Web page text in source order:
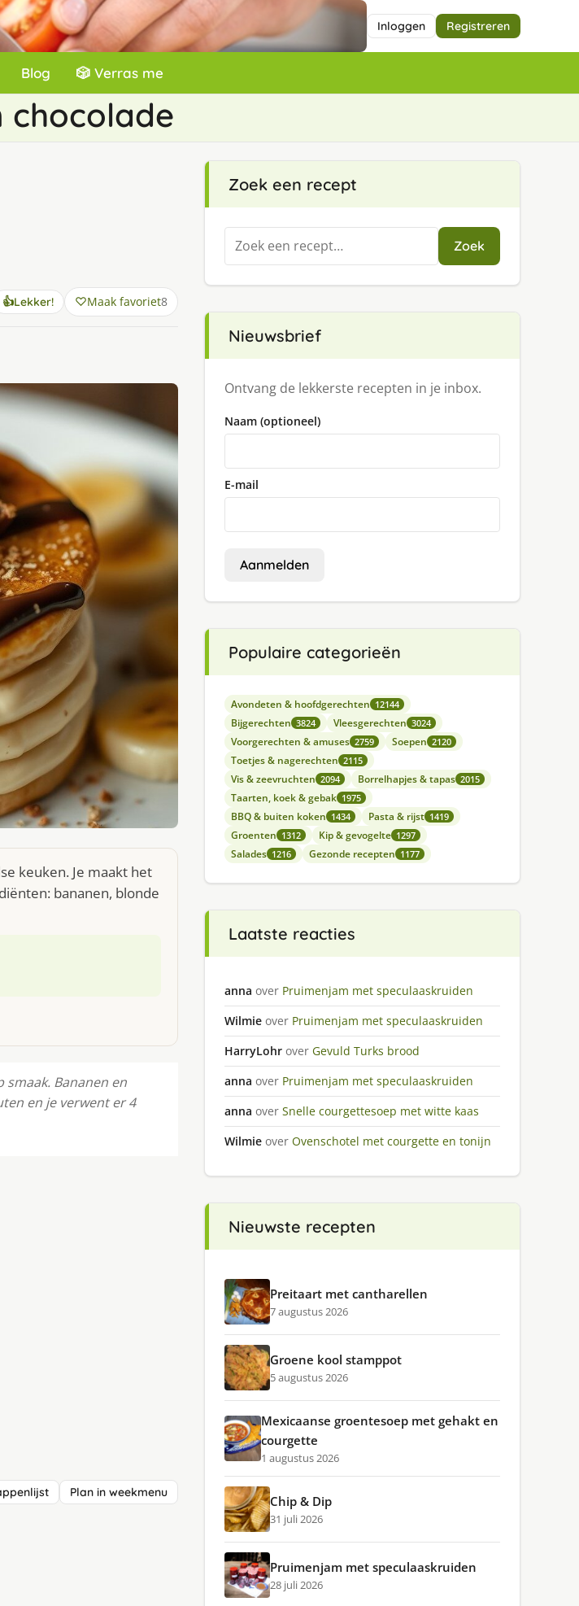
Inloggen Registreren
Blog 🎲 Verras me
chocolade
👍Lekker! Maak favoriet8
keuken. Je maakt het
bananen, blonde
Bananen en
en je verwent er 4
Plan in weekmenu
Zoek een recept
Zoeken
naar:
Zoek
Nieuwsbrief
Ontvang de lekkerste recepten in je inbox.
Naam (optioneel)
E-mail
Aanmelden
Populaire categorieën
Avondeten & hoofdgerechten 12144
Bijgerechten 3824 Vleesgerechten 3024
Voorgerechten & amuses 2759 Soepen 2120
Toetjes & nagerechten 2115
Vis & zeevruchten 2094 Borrelhapjes & tapas 2015
Taarten, koek & gebak 1975
BBQ & buiten koken 1434 Pasta & rijst 1419
Groenten 1312 Kip & gevogelte 1297
Salades 1216 Gezonde recepten 1177
Laatste reacties
anna over Pruimenjam met speculaaskruiden
Wilmie over Pruimenjam met speculaaskruiden
HarryLohr over Gevuld Turks brood
anna over Pruimenjam met speculaaskruiden
anna over Snelle courgettesoep met witte kaas
Wilmie over Ovenschotel met courgette en tonijn
Nieuwste recepten
Preitaart met cantharellen
7 augustus 2026
Groene kool stamppot
5 augustus 2026
Mexicaanse groentesoep met gehakt en
courgette
1 augustus 2026
Chip & Dip
31 juli 2026
Pruimenjam met speculaaskruiden
28 juli 2026